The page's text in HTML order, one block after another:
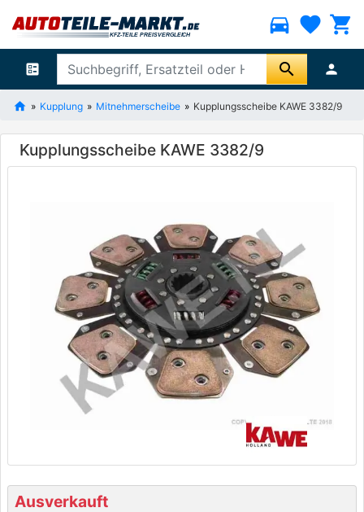
directions_car favorite shopping_cart
ballot search person
Kupplung Mitnehmerscheibe Kupplungsscheibe KAWE 3382/9
Kupplungsscheibe KAWE 3382/9
Ausverkauft